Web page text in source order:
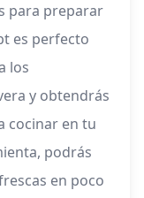
para preparar
es perfecto
los
y obtendrás
cocinar en tu
podrás
en poco